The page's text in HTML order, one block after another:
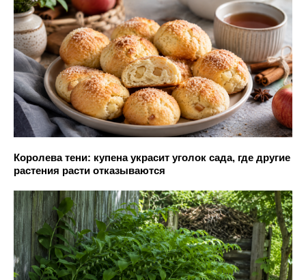
Королева тени: купена украсит уголок сада, где другие
растения расти отказываются